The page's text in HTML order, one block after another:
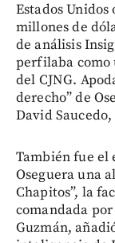
Estados
millones de
de análisis
perfilaba como
del CJNG.
derecho” de
David
También fue el
Oseguera una
Chapitos”, la
comandada por
Guzmán,